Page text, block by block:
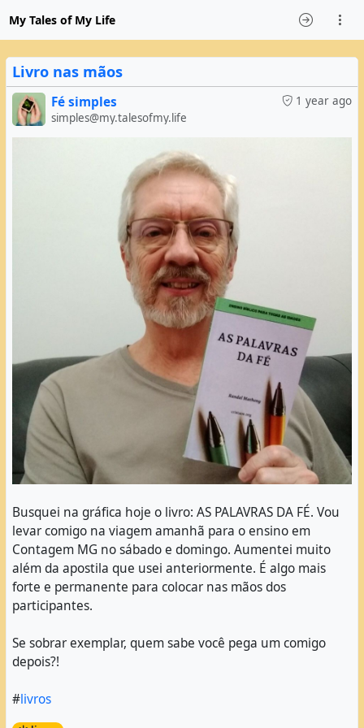
My Tales of My Life
Livro nas mãos
1 year ago
Fé simples
simples@my.talesofmy.life
Busquei na gráfica hoje o livro: AS PALAVRAS DA FÉ. Vou
levar comigo na viagem amanhã para o ensino em
Contagem MG no sábado e domingo. Aumentei muito
além da apostila que usei anteriormente. É algo mais
forte e permanente para colocar nas mãos dos
participantes.
Se sobrar exemplar, quem sabe você pega um comigo
depois?!
#livros